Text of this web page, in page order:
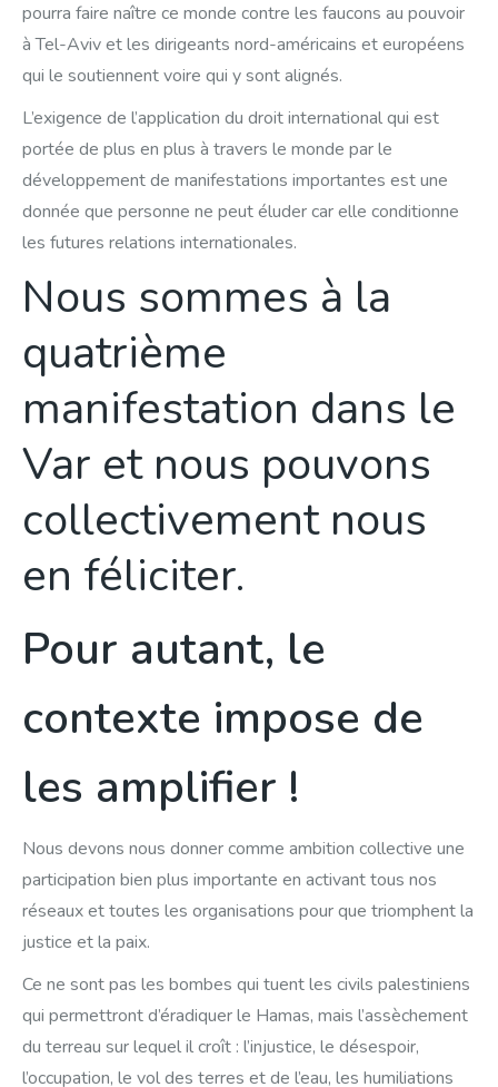
pourra faire naître ce monde contre les faucons au pouvoir
à Tel-Aviv et les dirigeants nord-américains et européens
qui le soutiennent voire qui y sont alignés.
L’exigence de l’application du droit international qui est
portée de plus en plus à travers le monde par le
développement de manifestations importantes est une
donnée que personne ne peut éluder car elle conditionne
les futures relations internationales.
Nous sommes à la
quatrième
manifestation dans le
Var et nous pouvons
collectivement nous
en féliciter.
Pour autant, le
contexte impose de
les amplifier !
Nous devons nous donner comme ambition collective une
participation bien plus importante en activant tous nos
réseaux et toutes les organisations pour que triomphent la
justice et la paix.
Ce ne sont pas les bombes qui tuent les civils palestiniens
qui permettront d’éradiquer le Hamas, mais l’assèchement
du terreau sur lequel il croît : l’injustice, le désespoir,
l’occupation, le vol des terres et de l’eau, les humiliations